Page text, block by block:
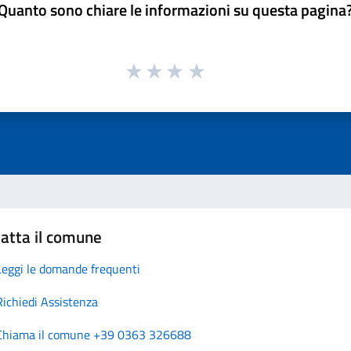
sono chiare le informazioni su questa
il comune
le domande frequenti
Assistenza
il comune +39 0363 326688